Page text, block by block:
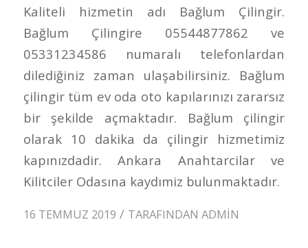
Kaliteli hizmetin adı Bağlum Çilingir.
Bağlum Çilingire 05544877862 ve
05331234586 numaralı telefonlardan
dilediğiniz zaman ulaşabilirsiniz. Bağlum
çilingir tüm ev oda oto kapılarınızı zararsız
bir şekilde açmaktadır. Bağlum çilingir
olarak 10 dakika da çilingir hizmetimiz
kapınızdadir. Ankara Anahtarcilar ve
Kilitciler Odasına kaydımiz bulunmaktadır.
16 TEMMUZ 2019 / TARAFINDAN ADMIN